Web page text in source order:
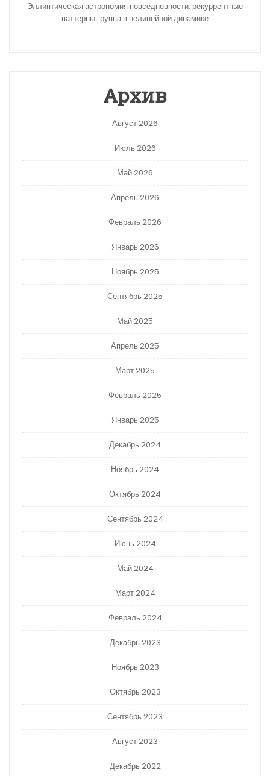
Эллиптическая астрономия повседневности: рекуррентные
паттерны группа в нелинейной динамике
Архив
Август 2026
Июль 2026
Май 2026
Апрель 2026
Февраль 2026
Январь 2026
Ноябрь 2025
Сентябрь 2025
Май 2025
Апрель 2025
Март 2025
Февраль 2025
Январь 2025
Декабрь 2024
Ноябрь 2024
Октябрь 2024
Сентябрь 2024
Июнь 2024
Май 2024
Март 2024
Февраль 2024
Декабрь 2023
Ноябрь 2023
Октябрь 2023
Сентябрь 2023
Август 2023
Декабрь 2022